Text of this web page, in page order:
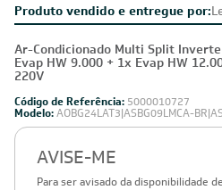
Produto vendido e entregue por:
Ar-Condicionado Multi Split
Evap HW 9.000 + 1x Evap HW
220V
Código de Referência: 5000010727
Modelo:AOBG24LAT3|ASBG09LMCA-
AVISE-ME
Para ser avisado da disponibilidade